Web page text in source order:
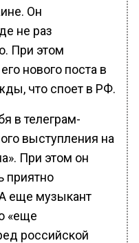
Он
не раз
При этом
нового поста в
что споет в РФ.
в телеграм-
выступления на
При этом он
приятно
еще музыкант
«еще
российской